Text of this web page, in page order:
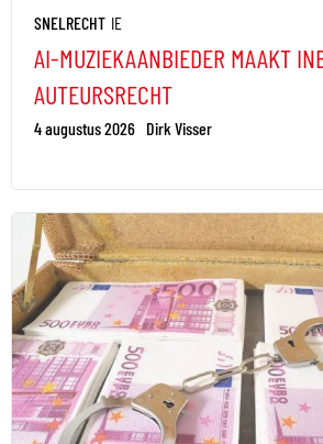
SNELRECHT IE
AI-MUZIEKAANBIEDER MAAKT
AUTEURSRECHT
4 augustus 2026 Dirk Visser